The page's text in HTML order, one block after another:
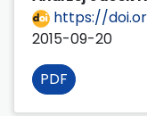
https://
2015-09-20
PDF